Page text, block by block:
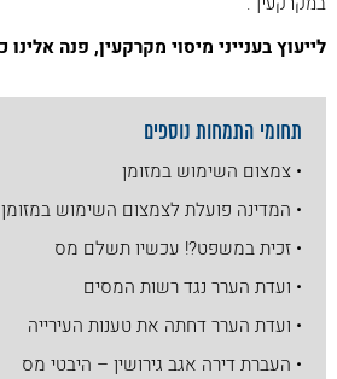
לייעוץ בענייני מיסוי מקרקעין, פנה
תחומי התמחות נוספים
• צמצום השימוש במזומן
• המדינה פועלת לצמצום השימוש במזומן
• זכית במשפט?! עכשיו תשלם מס
• ועדת הערר נגד רשות המסים
• ועדת הערר דחתה את טענות העירייה
• העברת דירה אגב גירושין – היבטי מס